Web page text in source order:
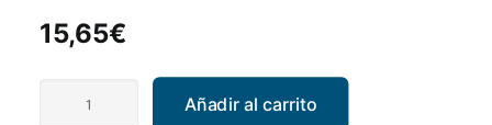
15,65€
Añadir al carrito